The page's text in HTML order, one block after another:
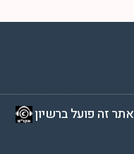
אתר זה פועל ברשיון